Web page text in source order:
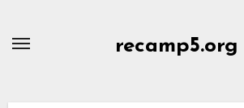
recamp5.org